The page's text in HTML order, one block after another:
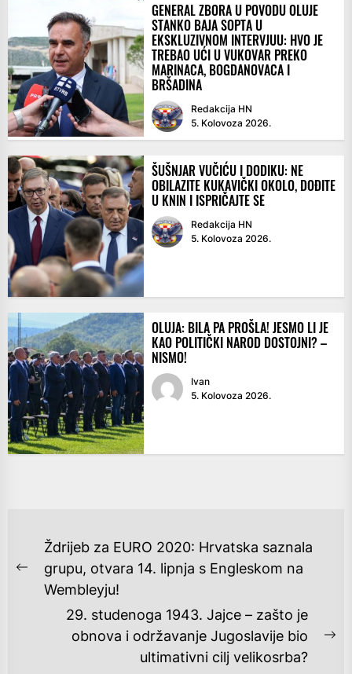
GENERAL ZBORA U POVODU OLUJE
STANKO BAJA SOPTA U
EKSKLUZIVNOM INTERVJUU: HVO JE
TREBAO UĆI U VUKOVAR PREKO
MARINACA, BOGDANOVACA I
BRŠADINA
Redakcija HN
5. Kolovoza 2026.
ŠUŠNJAR VUČIĆU I DODIKU: NE
OBILAZITE KUKAVIČKI OKOLO, DOĐITE
U KNIN I ISPRIČAJTE SE
Redakcija HN
5. Kolovoza 2026.
OLUJA: BILA PA PROŠLA! JESMO LI JE
KAO POLITIČKI NAROD DOSTOJNI? –
NISMO!
Ivan
5. Kolovoza 2026.
NAVIGACIJA
OBJAVA
Previous
post:
Ždrijeb za EURO 2020: Hrvatska saznala
grupu, otvara 14. lipnja s Engleskom na
Wembleyju!
29. studenoga 1943. Jajce – zašto je
obnova i održavanje Jugoslavije bio
ultimativni cilj velikosrba?